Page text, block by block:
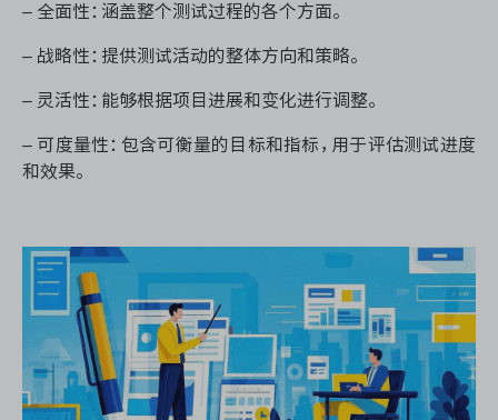
– 全面性：涵盖整个测试过程的各个方面。
– 战略性：提供测试活动的整体方向和策略。
– 灵活性：能够根据项目进展和变化进行调整。
– 可度量性：包含可衡量的目标和指标，用于评估测试进度
和效果。